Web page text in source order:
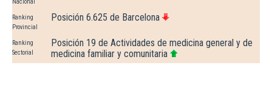
Nacional
Ranking
Provincial
Posición 6.625 de Barcelona
Ranking
Sectorial
Posición 19 de Actividades de medicina general y de
medicina familiar y comunitaria